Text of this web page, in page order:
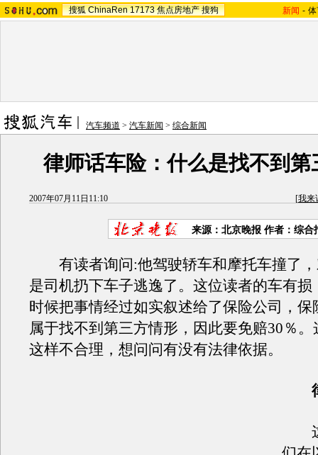
搜狐 ChinaRen 17173 焦点房地产 搜狗 新闻 -
汽车频道 > 汽车新闻 > 综合新闻
律师话车险：什么是找不到第
2007年07月11日11:10 [我来
来源：北京晚报 作者：综合
有读者询问:他驾驶轿车和摩托车撞了，
是司机扔下车子逃逸了。这位读者的车有损
时候把事情经过如实叙述给了保险公司，保
属于找不到第三方情形，因此要免赔30％
这样不合理，想问问有没有法律依据。
这